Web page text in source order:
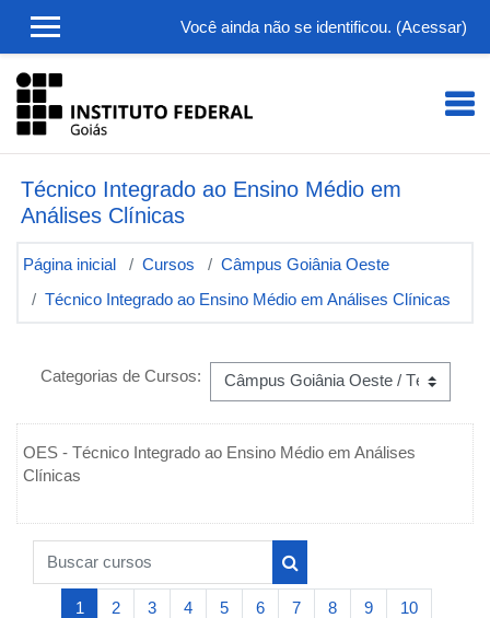
Você ainda não se identificou. (Acessar)
Técnico Integrado ao Ensino Médio em
Análises Clínicas
Página inicial Cursos
Câmpus Goiânia Oeste
Técnico Integrado ao Ensino Médio em Análises Clínicas
Categorias de Cursos:
OES - Técnico Integrado ao Ensino Médio em Análises
Clínicas
Buscar cursos
Buscar cursos
1 (atual)
2 3 4 5 6 7 8 9 10